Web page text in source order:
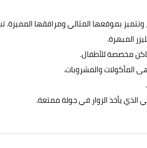
بموقعها المثالي ومرافقها المميزة.
المبهرة.
مخصصة للأطفال.
والمشروبات.
الذي يأخذ الزوار في جولة ممتعة.